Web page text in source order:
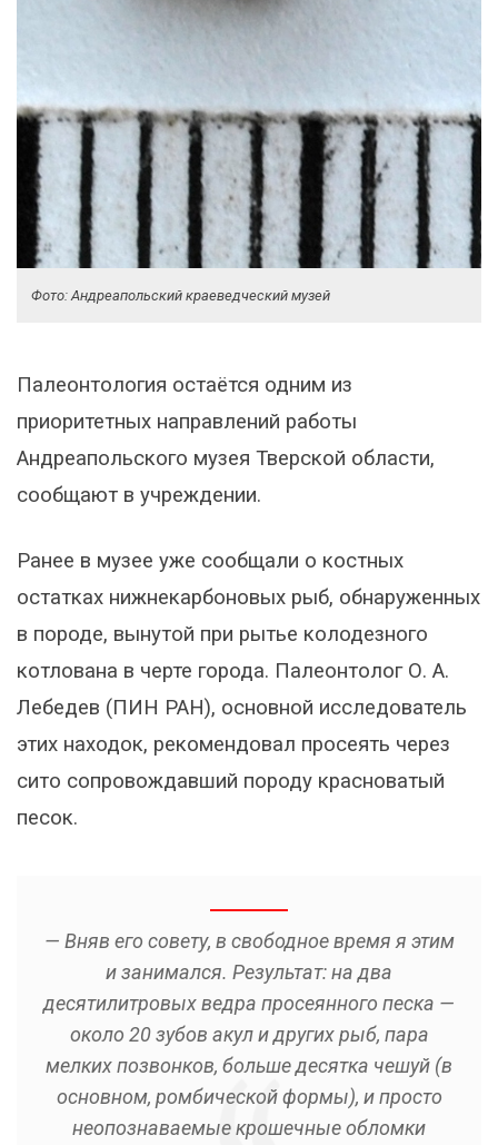
Фото: Андреапольский краеведческий музей
Палеонтология остаётся одним из
приоритетных направлений работы
Андреапольского музея Тверской области,
сообщают в учреждении.
Ранее в музее уже сообщали о костных
остатках нижнекарбоновых рыб, обнаруженных
в породе, вынутой при рытье колодезного
котлована в черте города. Палеонтолог О. А.
Лебедев (ПИН РАН), основной исследователь
этих находок, рекомендовал просеять через
сито сопровождавший породу красноватый
песок.
— Вняв его совету, в свободное время я этим
и занимался. Результат: на два
десятилитровых ведра просеянного песка —
около 20 зубов акул и других рыб, пара
мелких позвонков, больше десятка чешуй (в
основном, ромбической формы), и просто
неопознаваемые крошечные обломки